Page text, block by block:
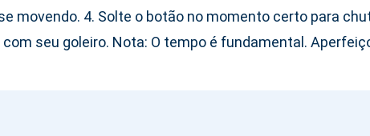
movendo. 4. Solte o botão no momento certo para
seu goleiro. Nota: O tempo é fundamental.